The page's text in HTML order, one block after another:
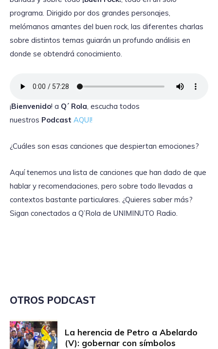
programa. Dirigido por dos grandes personajes,
melómanos amantes del buen rock, las diferentes charlas
sobre distintos temas guiarán un profundo análisis en
donde se obtendrá conocimiento.
¡Bienvenido! a Q´ Rola , escucha todos
nuestros Podcast AQUI!
¿Cuáles son esas canciones que despiertan emociones?
Aquí tenemos una lista de canciones que han dado de que
hablar y recomendaciones, pero sobre todo llevadas a
contextos bastante particulares. ¿Quieres saber más?
Sigan conectados a Q’Rola de UNIMINUTO Radio.
OTROS PODCAST
La herencia de Petro a Abelardo
(V): gobernar con símbolos